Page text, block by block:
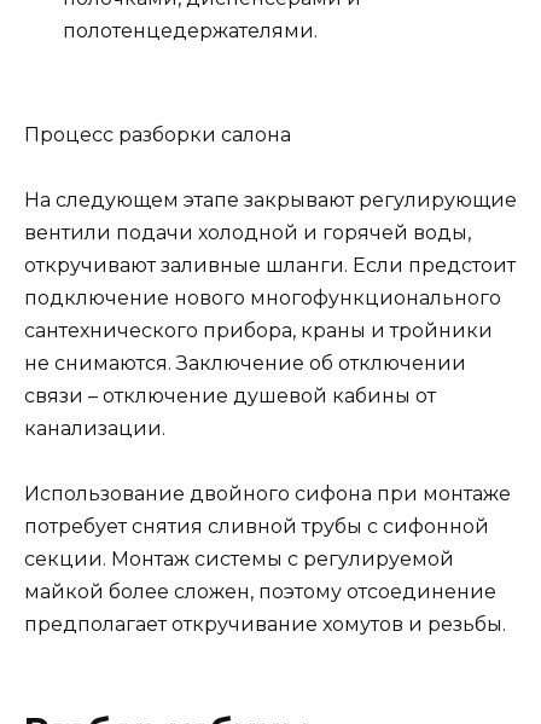
полотенцедержателями.
Процесс разборки салона
На следующем этапе закрывают регулирующие
вентили подачи холодной и горячей воды,
откручивают заливные шланги. Если предстоит
подключение нового многофункционального
сантехнического прибора, краны и тройники
не снимаются. Заключение об отключении
связи – отключение душевой кабины от
канализации.
Использование двойного сифона при монтаже
потребует снятия сливной трубы с сифонной
секции. Монтаж системы с регулируемой
майкой более сложен, поэтому отсоединение
предполагает откручивание хомутов и резьбы.